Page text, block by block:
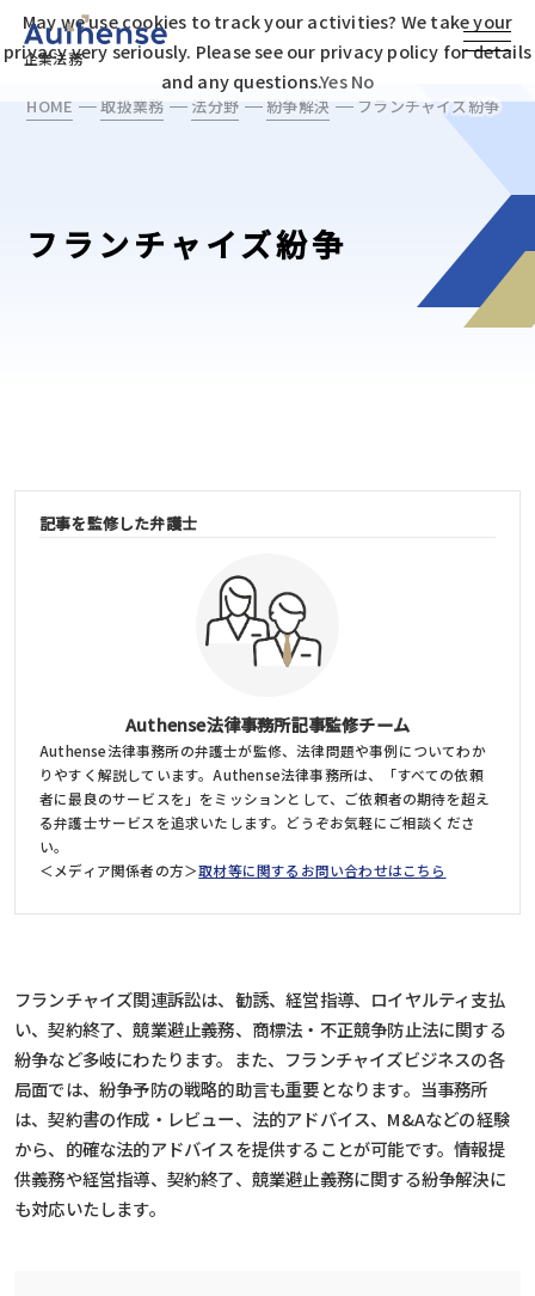
企業法務
HOME 取扱業務 法分野 紛争解決 フランチャイズ紛争
フランチャイズ紛争
記事を監修した弁護士
Authense法律事務所記事監修チーム
Authense法律事務所の弁護士が監修、法律問題や事例についてわか
りやすく解説しています。Authense法律事務所は、「すべての依頼
者に最良のサービスを」をミッションとして、ご依頼者の期待を超え
る弁護士サービスを追求いたします。どうぞお気軽にご相談くださ
い。
＜メディア関係者の方＞取材等に関するお問い合わせはこちら
フランチャイズ関連訴訟は、勧誘、経営指導、ロイヤルティ支払
い、契約終了、競業避止義務、商標法・不正競争防止法に関する
紛争など多岐にわたります。また、フランチャイズビジネスの各
局面では、紛争予防の戦略的助言も重要となります。当事務所
は、契約書の作成・レビュー、法的アドバイス、M&Aなどの経験
から、的確な法的アドバイスを提供することが可能です。情報提
供義務や経営指導、契約終了、競業避止義務に関する紛争解決に
も対応いたします。
May we use cookies to track your activities? We take your
privacy very seriously. Please see our privacy policy for details
and any questions.Yes No